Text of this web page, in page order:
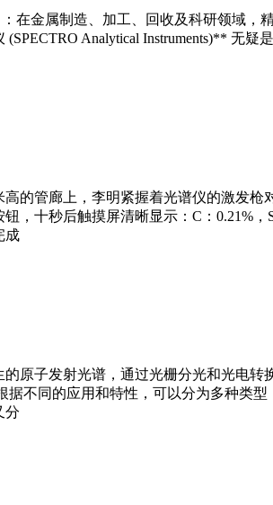
在金属制造、加工、回收及科研领域
Analytical Instruments)** 无
的管廊上，李明紧握着光谱仪的激发
，十秒后触摸屏清晰显示：C：0.21%
成
原子发射光谱，通过光栅分光和光电
不同的应用和特性，可以分为多种类
分